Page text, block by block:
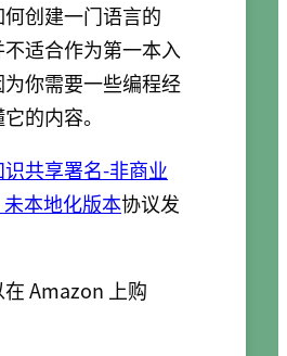
创建一门语言的
适合作为第一本入
你需要一些编程经
的内容。
识共享署名-非商业
本地化版本协议发
Amazon 上购